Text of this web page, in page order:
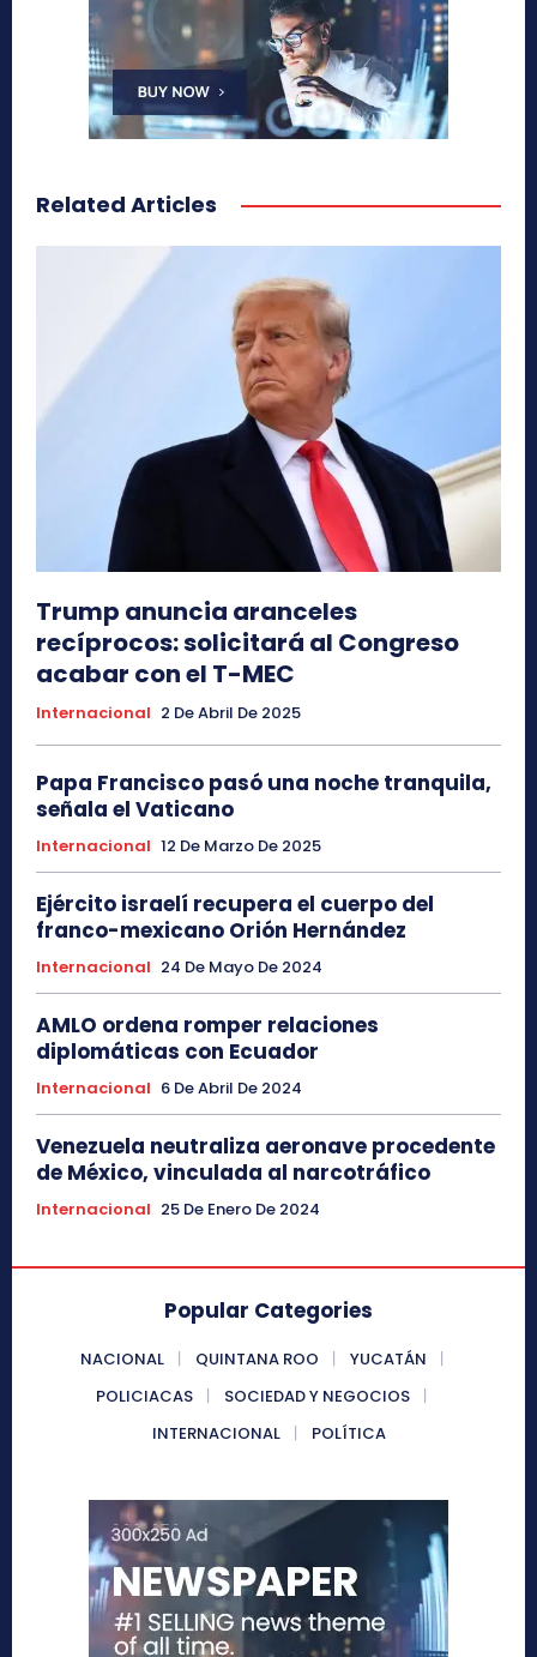
Related Articles
Trump anuncia aranceles
recíprocos: solicitará al Congreso
acabar con el T-MEC
Internacional 2 De Abril De 2025
Papa Francisco pasó una noche tranquila,
señala el Vaticano
Internacional 12 De Marzo De 2025
Ejército israelí recupera el cuerpo del
franco-mexicano Orión Hernández
Internacional 24 De Mayo De 2024
AMLO ordena romper relaciones
diplomáticas con Ecuador
Internacional 6 De Abril De 2024
Venezuela neutraliza aeronave procedente
de México, vinculada al narcotráfico
Internacional 25 De Enero De 2024
Popular Categories
NACIONAL QUINTANA ROO
YUCATÁN
POLICIACAS
SOCIEDAD Y NEGOCIOS
INTERNACIONAL
POLÍTICA